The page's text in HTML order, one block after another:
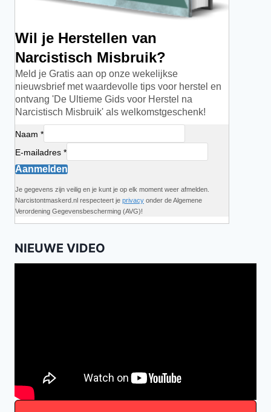
Wil je Herstellen van
Narcistisch Misbruik?
Meld je Gratis aan op onze wekelijkse
nieuwsbrief met waardevolle tips voor herstel en
ontvang 'De Ultieme Gids voor Herstel na
Narcistisch Misbruik' als welkomstgeschenk!
Naam *
E-mailadres *
Aanmelden
Je gegevens zijn veilig en je kunt je op elk moment weer afmelden.
Narcistontmaskerd.nl respecteert je privacy onder de Algemene
Verordening Gegevensbescherming (AVG)!
NIEUWE VIDEO